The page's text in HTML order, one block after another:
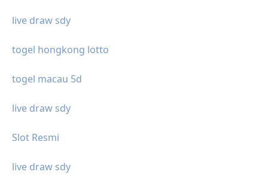
live draw sdy
togel hongkong lotto
togel macau 5d
live draw sdy
Slot Resmi
live draw sdy